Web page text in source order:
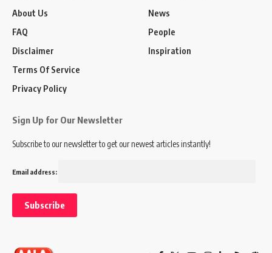
About Us
FAQ
Disclaimer
Terms Of Service
Privacy Policy
News
People
Inspiration
Sign Up for Our Newsletter
Subscribe to our newsletter to get our newest articles instantly!
Email address: